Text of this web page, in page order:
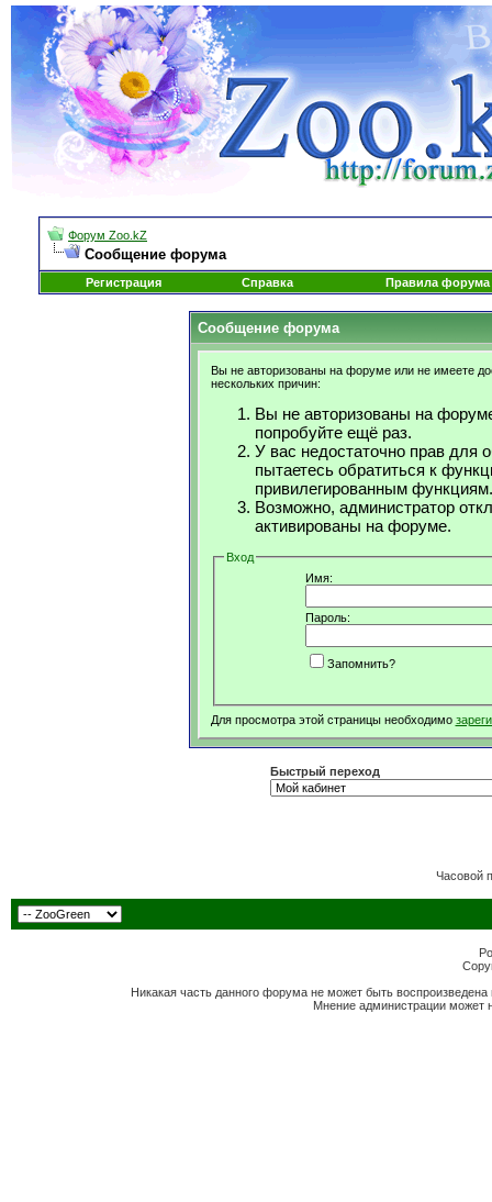
Форум Zoo.kZ
Сообщение форума
Регистрация Справка Правила форума
Сообщение форума
Вы не авторизованы на форуме или не имеете
нескольких причин:
Вы не авторизованы на
попробуйте ещё раз.
У вас недостаточно прав для
пытаетесь обратиться к
привилегированным функциям.
Возможно, администратор
активированы на форуме.
Вход
Имя:
Пароль:
Запомнить?
Для просмотра этой страницы необходимо
Быстрый переход
Часовой
Никакая часть данного форума не может быть
Мнение администрации может